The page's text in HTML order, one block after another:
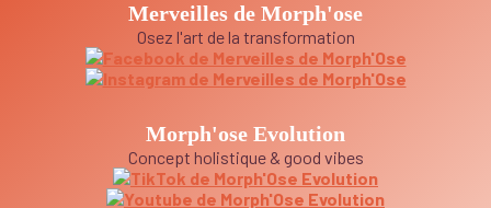
Merveilles de Morph'ose
Osez l'art de la transformation
Morph'ose Evolution
Concept holistique & good vibes